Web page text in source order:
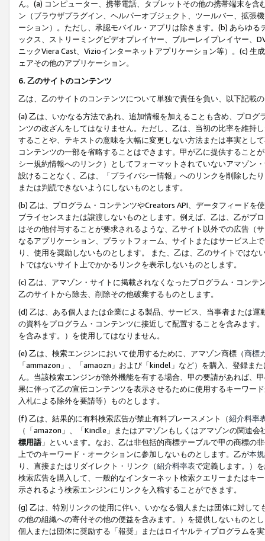
ん。(a) コンピューター、携帯電話、タブレットその他の携帯端末を
ン（ブラウザプラグイン、ヘルパーオブジェクト、ツールバー、拡張
ーション）。ただし、承認モバイル・アプリは除きます。(b) あらゆ
ックス、ストリーミングビデオプレイヤー、ブルーレイプレイヤー、
ニックViera Cast、Vizioインターネットアプリケーション等）。(c)
ェアその他のアプリケーション。
6. 乙のサイトのコンテンツ
乙は、乙のサイトのコンテンツについて単独で責任を負い、以下記載
(a) 乙は、いかなる方法であれ、追加情報を加えることも含め、プロ
ンツの改ざんをしてはなりません。ただし、乙は、当初の比率を維持
することや、テキストの意味を大幅に変更しない方法または事実とし
コンテンツの一部を省略することはできます。甲が乙に提供すること
シー規約情報へのリンク）としてフォーマットされていないアマゾン
設けることなく、乙は、「プライバシー情報」へのリンクを削除した
または判読できないようにしないものとします。
(b) 乙は、プログラム・コンテンツやCreators API、データフィード
ブライセンスまたは譲渡しないものとします。例えば、乙は、乙がプ
はその他付与することが要求されるような、乙サイト以外での広告（
なるアプリケーション、プラットフォーム、サイトまたはサービス上
り、使用を奨励しないものとします。 また、乙は、乙のサイトでは
トではないサイト上でかかるリンクを表示しないものとします。
(c) 乙は、アマゾン・サイトに掲載されなくなったプログラム・コン
乙のサイトから除去、削除その他破棄するものとします。
(d) 乙は、ある個人または企業による製品、サービス、当事者または
の資料をプログラム・コンテンツに接近して配置することを含みます
を含みます。）を使用してはなりません。
(e) 乙は、検索エンジンにおいて使用するために、アマゾン商標（商標
「ammazon」、「amaozn」および「kindel」など）を購入、登録ま
ん。当該検索エンジンが除外機能を有する場合、甲の要請があれば、
果に伴って乙の宣伝コンテンツを表示させるために使用するキーワー
入札による除外を要請等）ものとします。
(f) 乙は、結果的に有料検索広告が禁止有料プレースメント（紹介料率
（「amazon」、「Kindle」またはアマゾンもしくはアマゾンの関連
標用語」といいます。なお、乙は非包括的商標テーブルで甲の商標の
上でのキーワード・オークションに参加しないものとします。乙が本
り、直接またはリダイレクト・リンク（紹介料率表で定義します。）
検索広告を購入して、一般的なインターネット検索クエリーまたはキ
示されるよう検索エンジンにリンクを入稿することができます。
(g) 乙は、特別リンクの使用に伴い、いかなる個人または団体に対し
の他の組織への寄付その他の便益を含みます。）を提供しないものと
個人または団体に奨励する「報奨」またはロイヤルティプログラムを